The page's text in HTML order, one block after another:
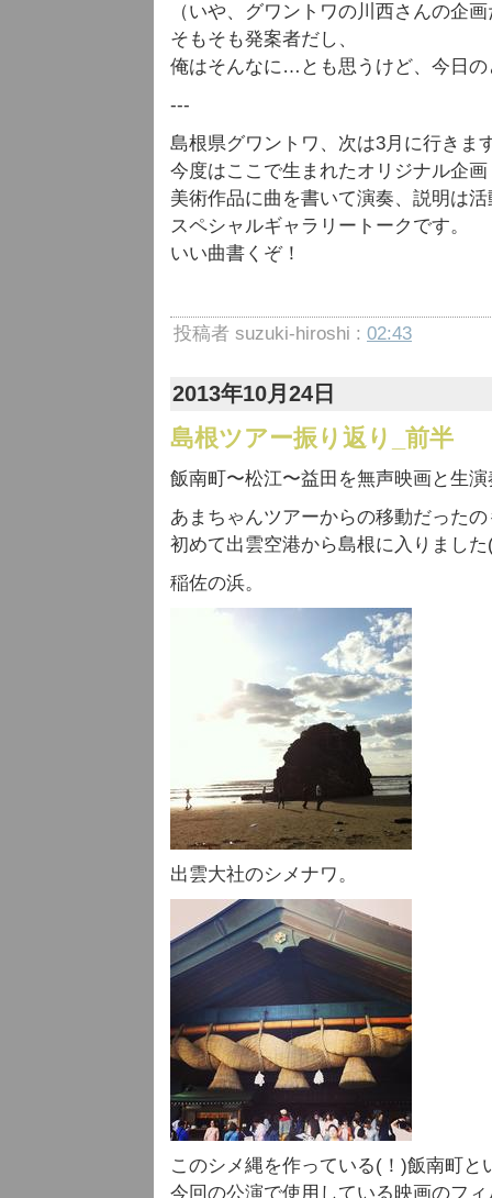
（いや、グワントワの川西さんの企
そもそも発案者だし、
俺はそんなに…とも思うけど、今日の
---
島根県グワントワ、次は3月に行きま
今度はここで生まれたオリジナル企画
美術作品に曲を書いて演奏、説明は
スペシャルギャラリートークです。
いい曲書くぞ！
投稿者 suzuki-hiroshi : 02:43
2013年10月24日
島根ツアー振り返り_前半
飯南町〜松江〜益田を無声映画と生
あまちゃんツアーからの移動だった
初めて出雲空港から島根に入りまし
稲佐の浜。
出雲大社のシメナワ。
このシメ縄を作っている(！)飯南町と
今回の公演で使用している映画のフ